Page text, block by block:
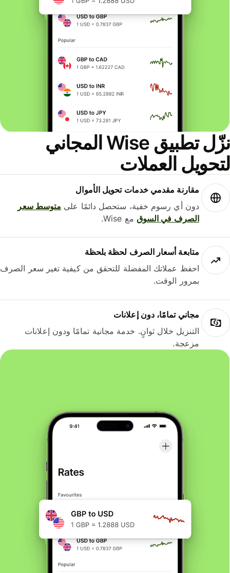
نزّل تطبيق Wise المجاني
العملات
مقارنة مقدمي خدمات تحويل الأموال
دون أي رسوم خفية، ستحصل دائمًا علىمتوسط ​​سعر
الصرف في السوقمع Wise.
متابعة أسعار الصرف لحظة بلحظة
احفظ عملاتك المفضلة للتحقق من كيفية تغير سعر الصرف
بمرور الوقت.
مجاني تمامًا، دون إعلانات
التنزيل خلال ثوانٍ. خدمة مجانية تمامًا ودون إعلانات
مزعجة.